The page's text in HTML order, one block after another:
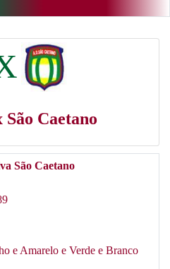
Caetano
São Caetano
e Amarelo e Verde e Branco